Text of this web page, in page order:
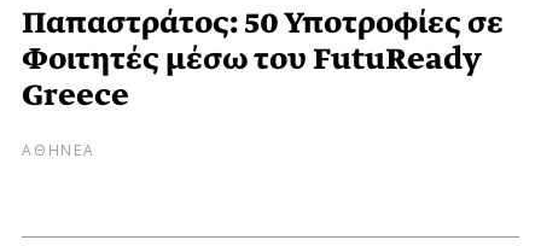
Παπαστράτος: 50 Υποτροφίες σε
Φοιτητές μέσω του FutuReady
Greece
ΑΘΗΝΕΑ